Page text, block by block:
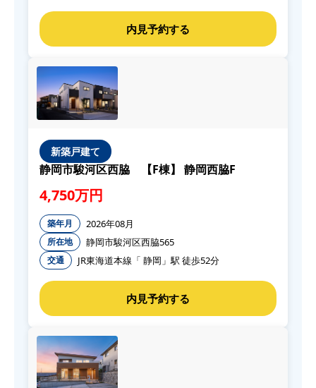
新築戸建て
静岡市駿河区西脇 【F棟】 静岡西脇F
4,750万円
築年月 2026年08月
所在地 静岡市駿河区西脇565
交通 JR東海道本線「 静岡」駅 徒歩52分